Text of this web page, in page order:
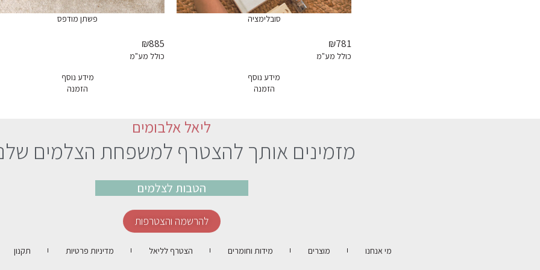
סובלימציה
₪781
כולל מע"מ
מידע נוסף
הזמנה
פשתן מודפס
₪885
כולל מע"מ
מידע נוסף
הזמנה
ליאל אלבומים
מזמינים אותך להצטרף למשפחת הצלמים
הטבות לצלמים
להרשמה והצטרפות
מי אנחנו מוצרים מידות וחומרים הצטרף לליאל מדיניות פרטיות תקנון